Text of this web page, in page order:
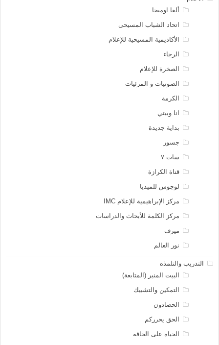
ألفا اوميجا
اتحاد الشباب المسيحى
الأكاديمية المسيحية للإعلام
الرجاء
الصخرة للإعلام
الصوتيات و المرئيات
الكرمة
انا وبيتي
بداية جديدة
جسور
سات ٧
قناة الكرازة
لوجوس للميديا
مركز الإبراهيمية للإعلام IMC
مركز الكلمة للأبحاث والدراسات
ميرف
نور العالم
التدريب والتلمذه
البيت المنير (المتابعة)
التمكين والتشبيك
الحصادون
الحق يحرركم
الحياة على الحافة